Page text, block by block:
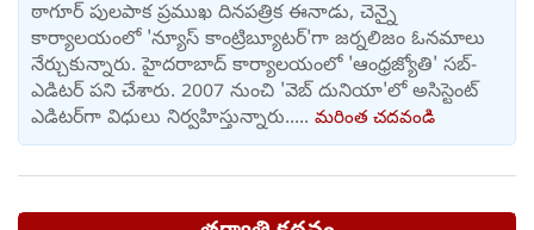
ఠాగూర్ పులపాక ప్రముఖ దినపత్రిక ఈనాడు, చెన్నై
కార్యాలయంలో 'న్యూస్ కాంట్రిబ్యూటర్‌'గా జర్నలిజం ఓనమాలు
నేర్చుకున్నారు. హైదరాబాద్ కార్యాలయంలో 'ఆంధ్రజ్యోతి' సబ్-
ఎడిటర్ పని చేశారు. 2007 నుంచి 'వెబ్ దునియా'లో అసిస్టెంట్
ఎడిటర్‌‌గా విధులు నిర్వహిస్తున్నారు..... మరింత చదవండి